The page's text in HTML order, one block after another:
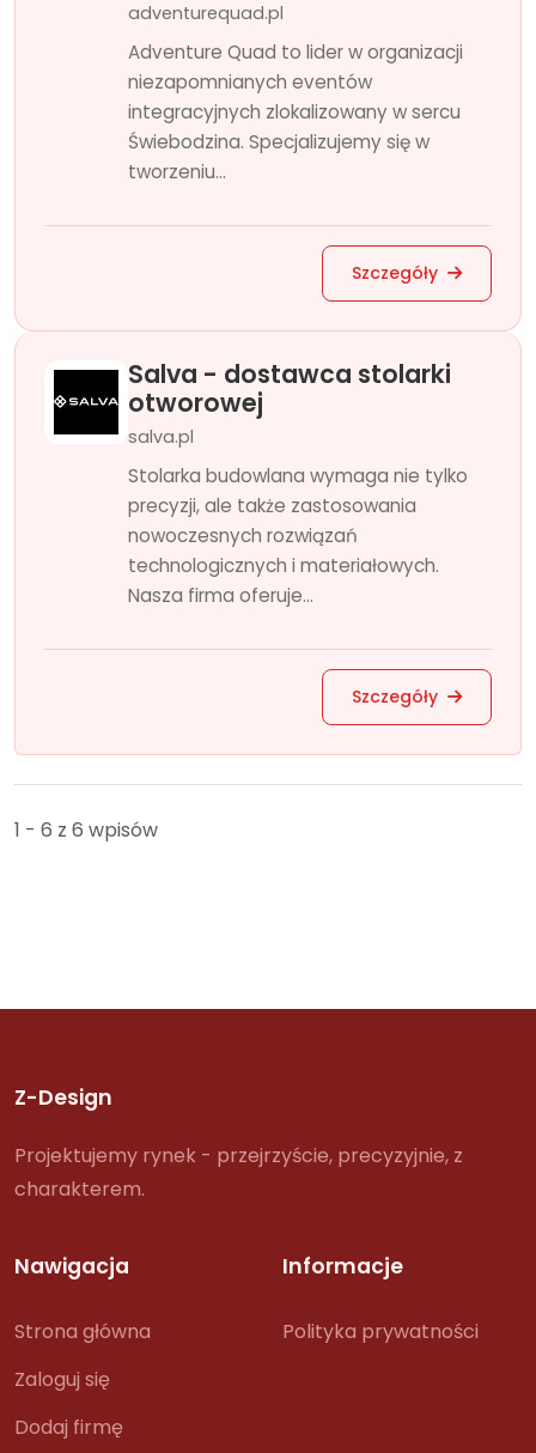
adventurequad.pl
Adventure Quad to lider w organizacji
niezapomnianych eventów
integracyjnych zlokalizowany w sercu
Świebodzina. Specjalizujemy się w
tworzeniu...
Szczegóły
Salva - dostawca stolarki
otworowej
salva.pl
Stolarka budowlana wymaga nie tylko
precyzji, ale także zastosowania
nowoczesnych rozwiązań
technologicznych i materiałowych.
Nasza firma oferuje...
Szczegóły
1 - 6 z 6 wpisów
Z-Design
Projektujemy rynek - przejrzyście, precyzyjnie, z
charakterem.
Nawigacja
Strona główna
Zaloguj się
Dodaj firmę
Informacje
Polityka prywatności